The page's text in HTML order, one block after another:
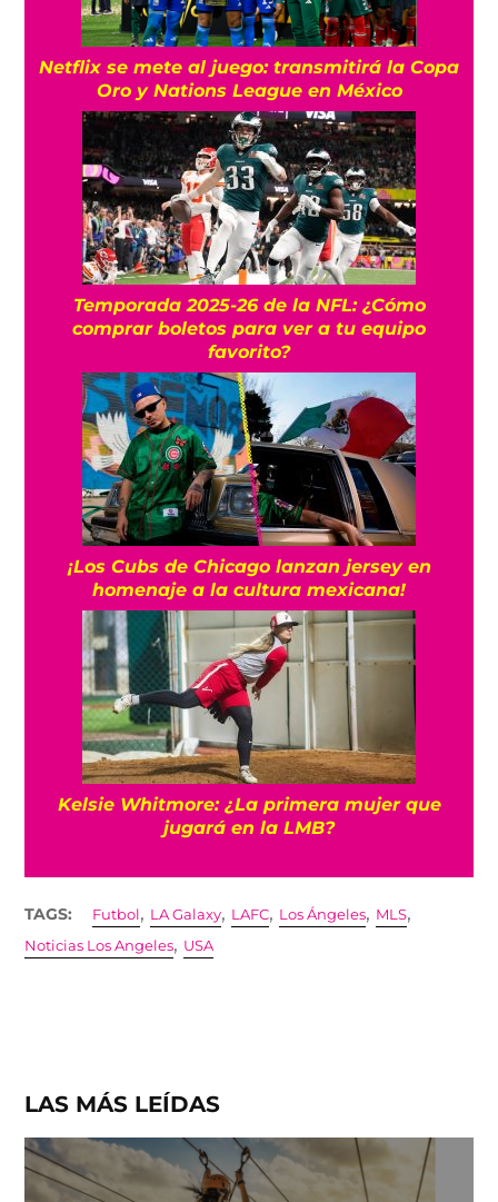
Netflix se mete al juego: transmitirá la Copa
Oro y Nations League en México
Temporada 2025-26 de la NFL: ¿Cómo
comprar boletos para ver a tu equipo
favorito?
¡Los Cubs de Chicago lanzan jersey en
homenaje a la cultura mexicana!
Kelsie Whitmore: ¿La primera mujer que
jugará en la LMB?
TAGS: Futbol , LA Galaxy, LAFC, Los Ángeles, MLS,
Noticias Los Angeles, USA
LAS MÁS LEÍDAS